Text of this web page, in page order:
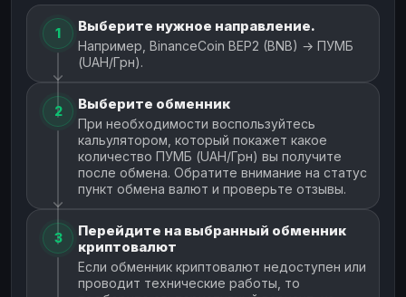
1 Выберите нужное направление.
Например, BinanceCoin BEP2 (BNB) → ПУМБ
(UAH/Грн).
2 Выберите обменник
При необходимости воспользуйтесь
кальулятором, который покажет какое
количество ПУМБ (UAH/Грн) вы получите
после обмена. Обратите внимание на статус
пункт обмена валют и проверьте отзывы.
3
Перейдите на выбранный обменник
криптовалют
Если обменник криптовалют недоступен или
проводит технические работы, то